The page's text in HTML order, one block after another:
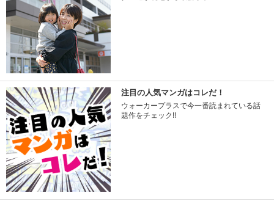
注目の人気マンガはコレだ！
ウォーカープラスで今一番読まれている話
題作をチェック!!